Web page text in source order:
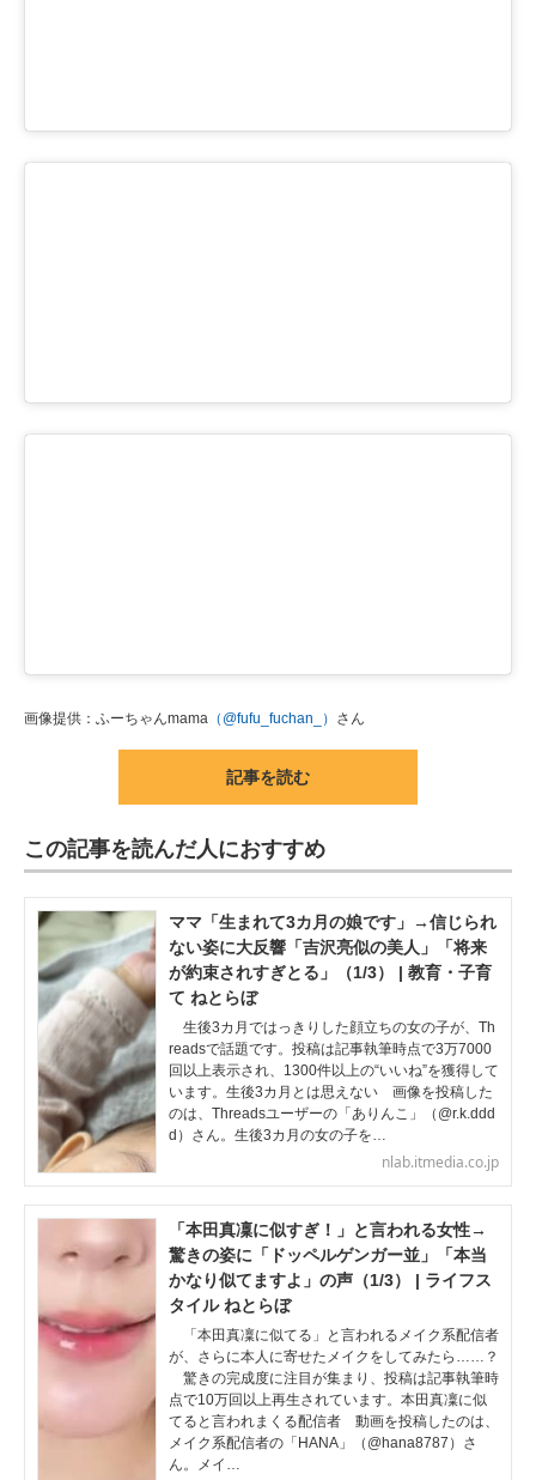
画像提供：ふーちゃんmama （@fufu_fuchan_） さん
記事を読む
この記事を読んだ人におすすめ
ママ「生まれて3カ月の娘です」→信じられ
ない姿に大反響「吉沢亮似の美人」「将来
が約束されすぎとる」（1/3） | 教育・子育
て ねとらぼ
生後3カ月ではっきりした顔立ちの女の子が、Th
readsで話題です。投稿は記事執筆時点で3万7000
回以上表示され、1300件以上の“いいね”を獲得して
います。生後3カ月とは思えない 画像を投稿した
のは、Threadsユーザーの「ありんこ」（@r.k.ddd
d）さん。生後3カ月の女の子を…
nlab.itmedia.co.jp
「本田真凜に似すぎ！」と言われる女性→
驚きの姿に「ドッペルゲンガー並」「本当
かなり似てますよ」の声（1/3） | ライフス
タイル ねとらぼ
「本田真凜に似てる」と言われるメイク系配信者
が、さらに本人に寄せたメイクをしてみたら……？
驚きの完成度に注目が集まり、投稿は記事執筆時
点で10万回以上再生されています。本田真凜に似
てると言われまくる配信者 動画を投稿したのは、
メイク系配信者の「HANA」（@hana8787）さ
ん。メイ…